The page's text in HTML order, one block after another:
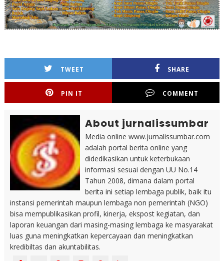
TWEET SHARE
PIN IT COMMENT
About jurnalissumbar
Media online www.jurnalissumbar.com
adalah portal berita online yang
didedikasikan untuk keterbukaan
informasi sesuai dengan UU No.14
Tahun 2008, dimana dalam portal
berita ini setiap lembaga publik, baik itu
instansi pemerintah maupun lembaga non pemerintah (NGO)
bisa mempublikasikan profil, kinerja, ekspost kegiatan, dan
laporan keuangan dari masing-masing lembaga ke masyarakat
luas guna meningkatkan kepercayaan dan meningkatkan
kredibiltas dan akuntabilitas.